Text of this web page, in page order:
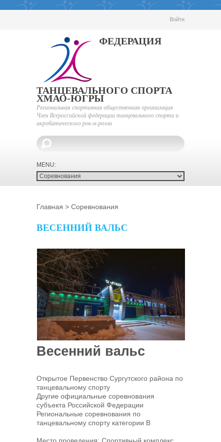
Войти
ФЕДЕРАЦИЯ
ТАНЦЕВАЛЬНОГО СПОРТА
ХМАО-ЮГРЫ
Региональная спортивная общественная организация
Член Всероссийской федерации танцевального спорта и
акробатического рок-н-ролла
Главная > Соревнования
ВЕСЕННИЙ ВАЛЬС
Весенний вальс
Открытое Первенство Сургутского района по
танцевальному спорту
Другие официальные соревнования
субъекта Российской Федерации
Региональные соревнования по
танцевальному спорту категории В